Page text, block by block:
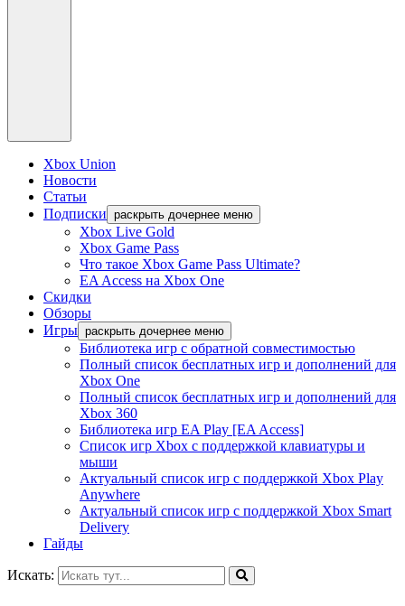
Xbox Union
Новости
Статьи
Подписки раскрыть дочернее меню
Xbox Live Gold
Xbox Game Pass
Что такое Xbox Game Pass Ultimate?
EA Access на Xbox One
Скидки
Обзоры
Игры раскрыть дочернее меню
Библиотека игр с обратной совместимостью
Полный список бесплатных игр и дополнений для
Xbox One
Полный список бесплатных игр и дополнений для
Xbox 360
Библиотека игр EA Play [EA Access]
Список игр Xbox c поддержкой клавиатуры и
мыши
Актуальный список игр с поддержкой Xbox Play
Anywhere
Актуальный список игр с поддержкой Xbox Smart
Delivery
Гайды
Искать: